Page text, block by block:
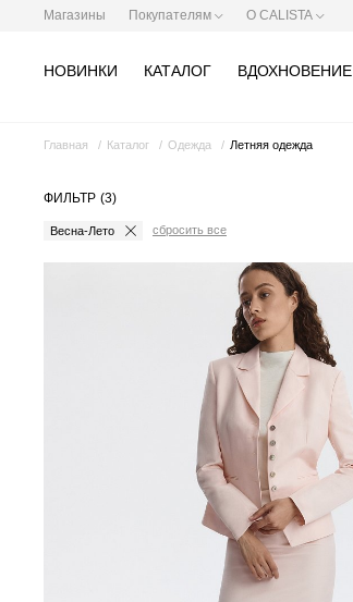
Магазины Покупателям О CALISTA
НОВИНКИ КАТАЛОГ ВДОХНОВЕНИЕ
Главная Каталог Одежда Летняя одежда
ФИЛЬТР (3)
Весна-Лето сбросить все